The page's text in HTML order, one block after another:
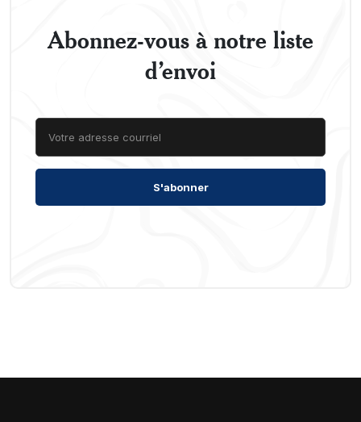
Abonnez-vous à notre liste
d’envoi